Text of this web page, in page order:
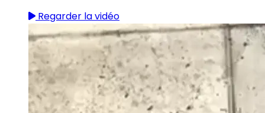
Regarder la vidéo